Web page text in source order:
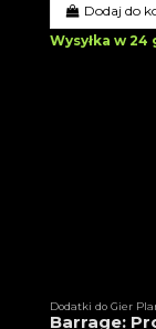
Dodaj do
Wysyłka w 24
Dodatki do Gier
Barrage: